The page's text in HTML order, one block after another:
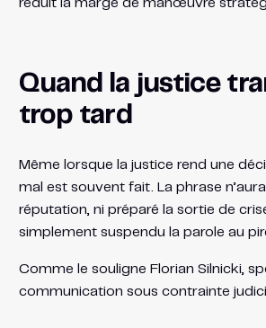
réduit la marge de manœuvre
Quand la justice
trop tard
Même lorsque la justice rend une
mal est souvent fait. La phrase
réputation, ni préparé la sortie de
simplement suspendu la parole au
Comme le souligne Florian Silnicki,
communication sous contrainte